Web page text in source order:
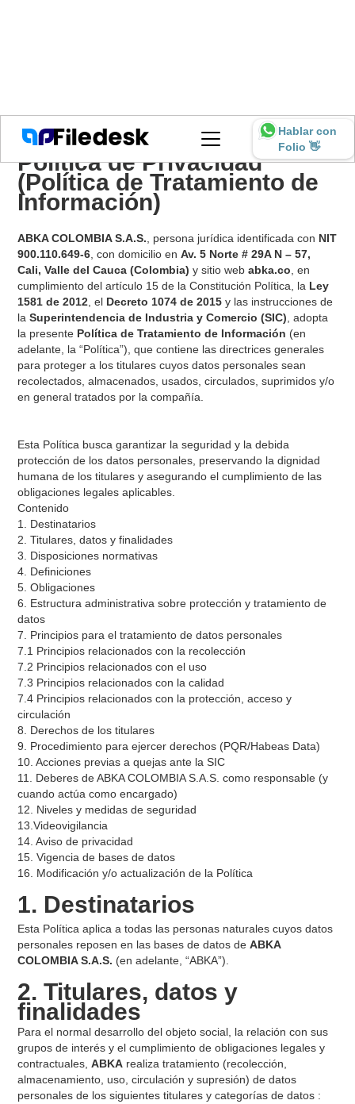
Hablar con
Folio 👋
Política de Privacidad
(Política de Tratamiento de
Información)
ABKA COLOMBIA S.A.S. , persona jurídica identificada con NIT
900.110.649-6 , con domicilio enAv. 5 Norte # 29A N – 57,
Cali, Valle del Cauca (Colombia) y sitio webabka.co , en
cumplimiento del artículo 15 de la Constitución Política, la Ley
1581 de 2012 , el Decreto 1074 de 2015 y las instrucciones de
laSuperintendencia de Industria y Comercio (SIC) , adopta
la presente Política de Tratamiento de Información (en
adelante, la “Política”), que contiene las directrices generales
para proteger a los titulares cuyos datos personales sean
recolectados, almacenados, usados, circulados, suprimidos y/o
en general tratados por la compañía.
Esta Política busca garantizar la seguridad y la debida
protección de los datos personales, preservando la dignidad
humana de los titulares y asegurando el cumplimiento de las
obligaciones legales aplicables.
Contenido
1. Destinatarios
2. Titulares, datos y finalidades
3. Disposiciones normativas
4. Definiciones
5. Obligaciones
6. Estructura administrativa sobre protección y tratamiento de
datos
7. Principios para el tratamiento de datos personales
7.1 Principios relacionados con la recolección
7.2 Principios relacionados con el uso
7.3 Principios relacionados con la calidad
7.4 Principios relacionados con la protección, acceso y
circulación
8. Derechos de los titulares
9. Procedimiento para ejercer derechos (PQR/Habeas Data)
10. Acciones previas a quejas ante la SIC
11. Deberes de ABKA COLOMBIA S.A.S. como responsable (y
cuando actúa como encargado)
12. Niveles y medidas de seguridad
13.Videovigilancia
14. Aviso de privacidad
15. Vigencia de bases de datos
16. Modificación y/o actualización de la Política
1. Destinatarios
Esta Política aplica a todas las personas naturales cuyos datos
personales reposen en las bases de datos deABKA
COLOMBIA S.A.S. (en adelante, “ABKA”).
2. Titulares, datos y
finalidades
Para el normal desarrollo del objeto social, la relación con sus
grupos de interés y el cumplimiento de obligaciones legales y
contractuales,ABKA realiza tratamiento (recolección,
almacenamiento, uso, circulación y supresión) de datos
personales de los siguientes titulares y categorías de datos :